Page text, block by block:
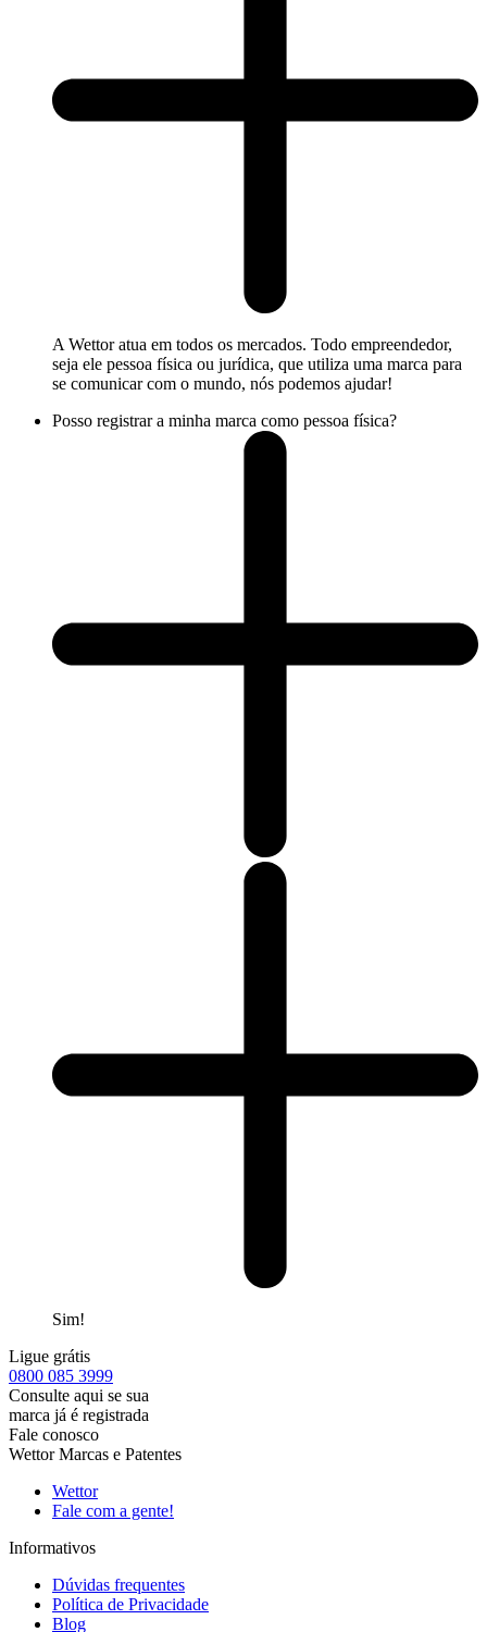
A Wettor atua em todos os mercados. Todo empreendedor,
seja ele pessoa física ou jurídica, que utiliza uma marca para
se comunicar com o mundo, nós podemos ajudar!
Posso registrar a minha marca como pessoa física?
Sim!
Ligue grátis
0800 085 3999
Consulte aqui se sua
marca já é registrada
Fale conosco
Wettor Marcas e Patentes
Wettor
Fale com a gente!
Informativos
Dúvidas frequentes
Política de Privacidade
Blog